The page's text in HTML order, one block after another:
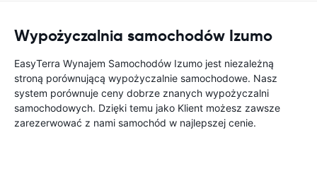
Wypożyczalnia samochodów Izumo
EasyTerra Wynajem Samochodów Izumo jest niezależną
stroną porównującą wypożyczalnie samochodowe. Nasz
system porównuje ceny dobrze znanych wypożyczalni
samochodowych. Dzięki temu jako Klient możesz zawsze
zarezerwować z nami samochód w najlepszej cenie.